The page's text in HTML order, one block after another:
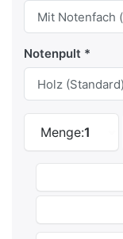
Notenpult
Menge:1